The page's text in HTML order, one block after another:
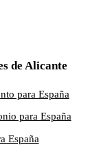
de Alicante
para España
para España
España